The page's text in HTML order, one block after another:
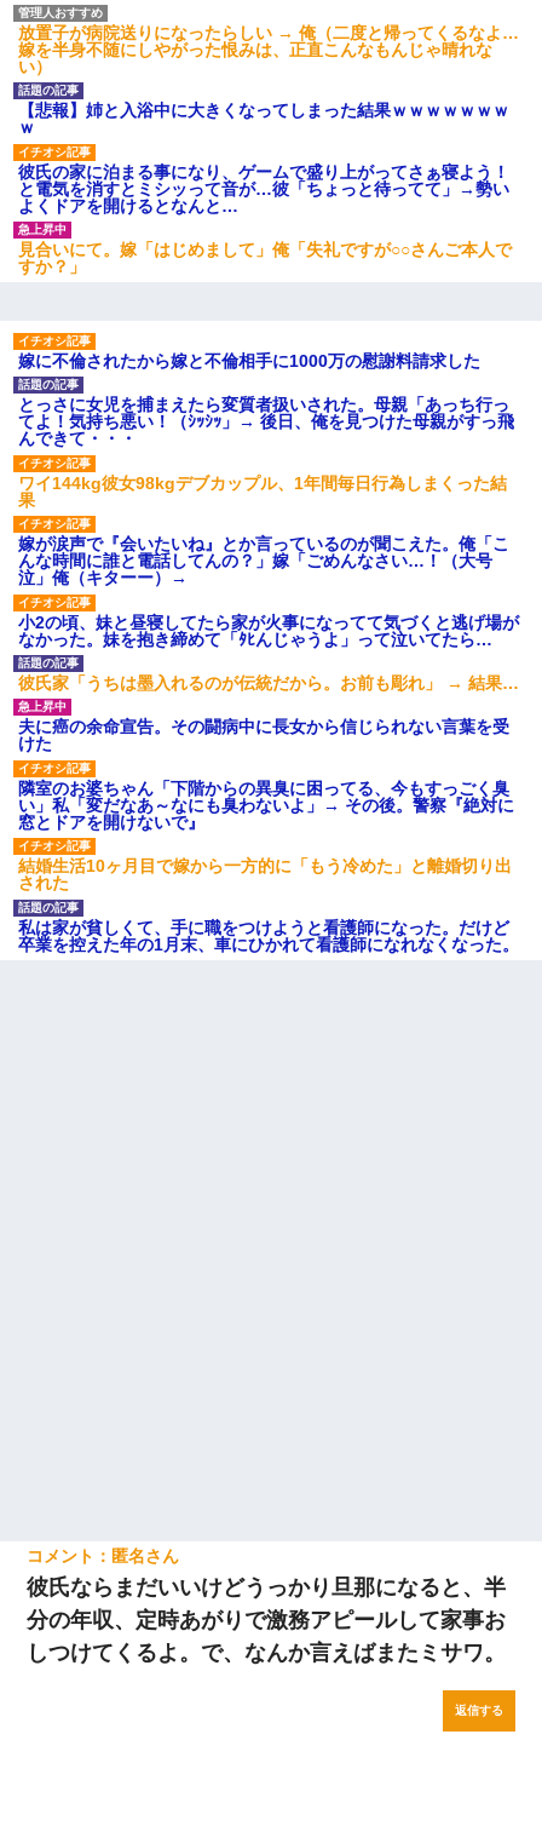
放置子が病院送りになったらしい → 俺（二度と帰ってくるなよ…
嫁を半身不随にしやがった恨みは、正直こんなもんじゃ晴れな
い）
【悲報】姉と入浴中に大きくなってしまった結果ｗｗｗｗｗｗｗ
ｗ
彼氏の家に泊まる事になり、ゲームで盛り上がってさぁ寝よう！
と電気を消すとミシッって音が…彼「ちょっと待ってて」→勢い
よくドアを開けるとなんと…
見合いにて。嫁「はじめまして」俺「失礼ですが○○さんご本人で
すか？」
嫁に不倫されたから嫁と不倫相手に1000万の慰謝料請求した
とっさに女児を捕まえたら変質者扱いされた。母親「あっち行っ
てよ！気持ち悪い！（ｼｯｼｯ」→ 後日、俺を見つけた母親がすっ飛
んできて・・・
ワイ144kg彼女98kgデブカップル、1年間毎日行為しまくった結
果
嫁が涙声で『会いたいね』とか言っているのが聞こえた。俺「こ
んな時間に誰と電話してんの？」嫁「ごめんなさい…！（大号
泣」俺（キターー）→
小2の頃、妹と昼寝してたら家が火事になってて気づくと逃げ場が
なかった。妹を抱き締めて「ﾀﾋんじゃうよ」って泣いてたら…
彼氏家「うちは墨入れるのが伝統だから。お前も彫れ」 → 結果…
夫に癌の余命宣告。その闘病中に長女から信じられない言葉を受
けた
隣室のお婆ちゃん「下階からの異臭に困ってる、今もすっごく臭
い」私「変だなあ～なにも臭わないよ」→ その後。警察『絶対に
窓とドアを開けないで』
結婚生活10ヶ月目で嫁から一方的に「もう冷めた」と離婚切り出
された
私は家が貧しくて、手に職をつけようと看護師になった。だけど
卒業を控えた年の1月末、車にひかれて看護師になれなくなった。
匿名
彼氏ならまだいいけどうっかり旦那になると、半
分の年収、定時あがりで激務アピールして家事お
しつけてくるよ。で、なんか言えばまたミサワ。
返信する